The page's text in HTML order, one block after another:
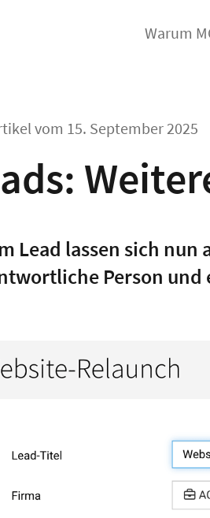
Warum
vom 15. September 2025
Lead lassen sich
Person